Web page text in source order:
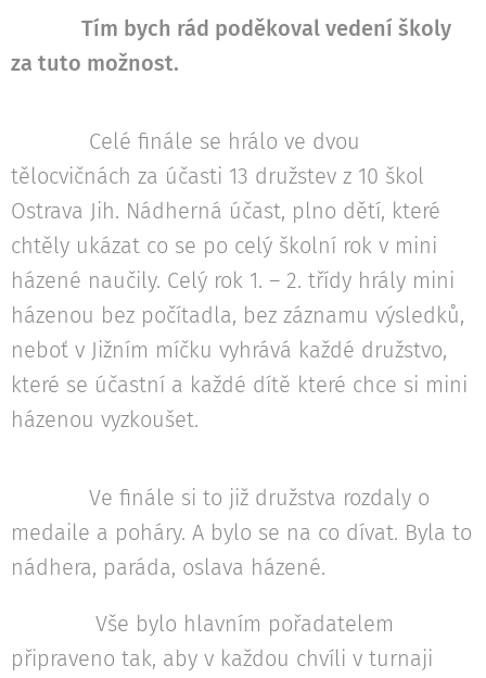
Tím bych rád poděkoval vedení školy
za tuto možnost.
Celé finále se hrálo ve dvou
tělocvičnách za účasti 13 družstev z 10 škol
Ostrava Jih. Nádherná účast, plno dětí, které
chtěly ukázat co se po celý školní rok v mini
házené naučily. Celý rok 1. – 2. třídy hrály mini
házenou bez počítadla, bez záznamu výsledků,
neboť v Jižním míčku vyhrává každé družstvo,
které se účastní a každé dítě které chce si mini
házenou vyzkoušet.
Ve finále si to již družstva rozdaly o
medaile a poháry. A bylo se na co dívat. Byla to
nádhera, paráda, oslava házené.
Vše bylo hlavním pořadatelem
připraveno tak, aby v každou chvíli v turnaji